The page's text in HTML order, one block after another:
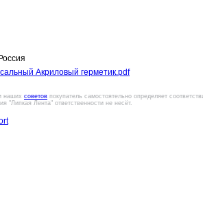
Россия
Акриловый герметик.pdf
наших советов покупатель самостоятельно определяет
"Липкая Лента" ответственности не несёт.